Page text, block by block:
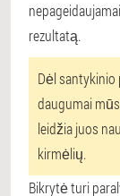
rezultatą.
Dėl santykinio
daugumai
leidžia juos
kirmėlių.
Bikrytė turi